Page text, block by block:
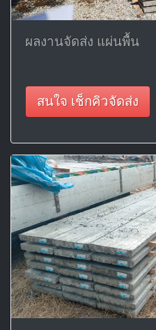
ผลงานจัดส่ง แผ่นพื้น
สนใจ เช็กคิวจัดส่ง